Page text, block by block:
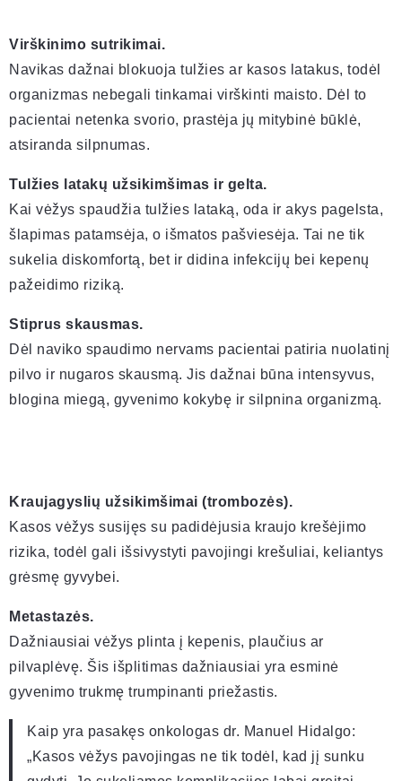
Virškinimo sutrikimai.
Navikas dažnai blokuoja tulžies ar kasos latakus, todėl
organizmas nebegali tinkamai virškinti maisto. Dėl to
pacientai netenka svorio, prastėja jų mitybinė būklė,
atsiranda silpnumas.
Tulžies latakų užsikimšimas ir gelta.
Kai vėžys spaudžia tulžies lataką, oda ir akys pagelsta,
šlapimas patamsėja, o išmatos pašviesėja. Tai ne tik
sukelia diskomfortą, bet ir didina infekcijų bei kepenų
pažeidimo riziką.
Stiprus skausmas.
Dėl naviko spaudimo nervams pacientai patiria nuolatinį
pilvo ir nugaros skausmą. Jis dažnai būna intensyvus,
blogina miegą, gyvenimo kokybę ir silpnina organizmą.
Kraujagyslių užsikimšimai (trombozės).
Kasos vėžys susijęs su padidėjusia kraujo krešėjimo
rizika, todėl gali išsivystyti pavojingi krešuliai, keliantys
grėsmę gyvybei.
Metastazės.
Dažniausiai vėžys plinta į kepenis, plaučius ar
pilvaplėvę. Šis išplitimas dažniausiai yra esminė
gyvenimo trukmę trumpinanti priežastis.
Kaip yra pasakęs onkologas dr. Manuel Hidalgo:
„Kasos vėžys pavojingas ne tik todėl, kad jį sunku